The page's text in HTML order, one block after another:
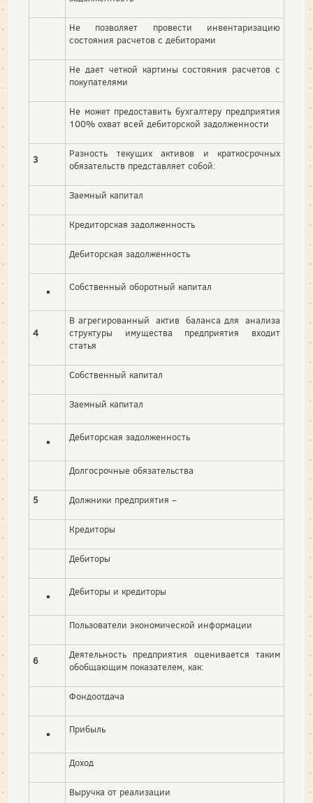
Не позволяет провести инвентаризацию
состояния расчетов с дебиторами
Не дает четкой картины состояния расчетов с
покупателями
Не может предоставить бухгалтеру предприятия
100% охват всей дебиторской задолженности
3
Разность текущих активов и краткосрочных
обязательств представляет собой:
Заемный капитал
Кредиторская задолженность
Дебиторская задолженность
Собственный оборотный капитал
4
В агрегированный актив баланса для анализа
структуры имущества предприятия входит
статья
Собственный капитал
Заемный капитал
Дебиторская задолженность
Долгосрочные обязательства
5 Должники предприятия –
Кредиторы
Дебиторы
Дебиторы и кредиторы
Пользователи экономической информации
6
Деятельность предприятия оценивается таким
обобщающим показателем, как:
Фондоотдача
Прибыль
Доход
Выручка от реализации